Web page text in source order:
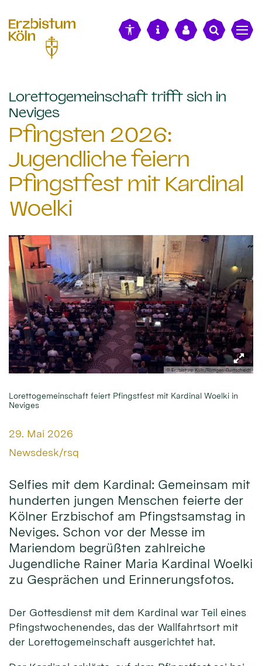
Lorettogemeinschaft trifft sich in
Neviges:
Pfingsten 2026:
Jugendliche feiern
Pfingstfest mit Kardinal
Woelki
© Erzbistum Köln/Röttgen-Burtscheidt
Lorettogemeinschaft feiert Pfingstfest mit Kardinal Woelki in
Neviges
Datum:
29. Mai 2026
Von:
Newsdesk/rsq
Selfies mit dem Kardinal: Gemeinsam mit
hunderten jungen Menschen feierte der
Kölner Erzbischof am Pfingstsamstag in
Neviges. Schon vor der Messe im
Mariendom begrüßten zahlreiche
Jugendliche Rainer Maria Kardinal Woelki
zu Gesprächen und Erinnerungsfotos.
Der Gottesdienst mit dem Kardinal war Teil eines
Pfingstwochenendes, das der Wallfahrtsort mit
der Lorettogemeinschaft ausgerichtet hat.